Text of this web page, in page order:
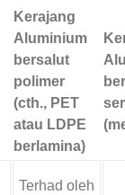
Kerajang
Aluminium
bersalut
polimer
(cth., PET
atau LDPE
berlamina)
Terhad oleh